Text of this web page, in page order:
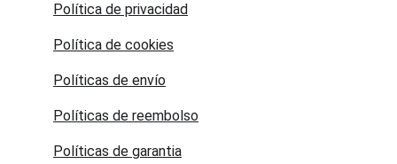
Política de privacidad
Políticas de envío
Política de cookies
Políticas de reembolso
Políticas de garantia